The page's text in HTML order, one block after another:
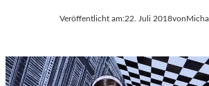
Veröffentlicht am:22. Juli 2018von